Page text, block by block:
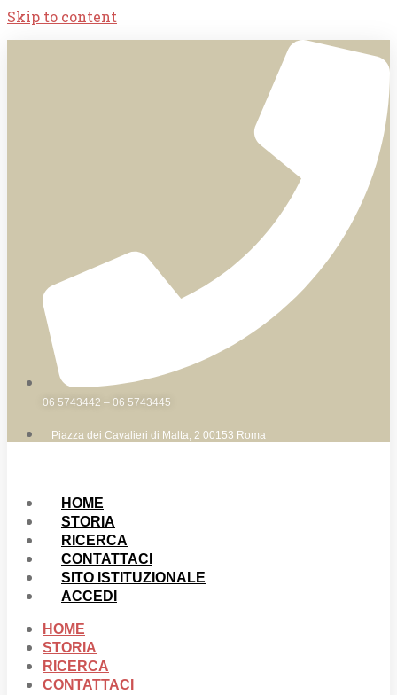
Skip to content
06 5743442 – 06 5743445
Piazza dei Cavalieri di Malta, 2 00153 Roma
HOME
STORIA
RICERCA
CONTATTACI
SITO ISTITUZIONALE
ACCEDI
HOME
STORIA
RICERCA
CONTATTACI